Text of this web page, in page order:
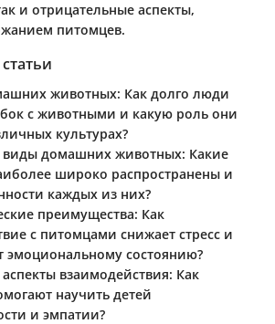
и отрицательные аспекты,
питомцев.
животных: Как долго люди
с животными и какую роль они
культурах?
виды домашних животных: Какие
широко распространены и
каждых из них?
преимущества: Как
с питомцами снижает стресс и
эмоциональному состоянию?
взаимодействия: Как
научить детей
и эмпатии?